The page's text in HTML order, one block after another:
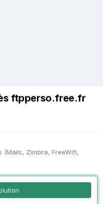
ftpperso.free.fr
(Mails, Zimbra, FreeWifi,